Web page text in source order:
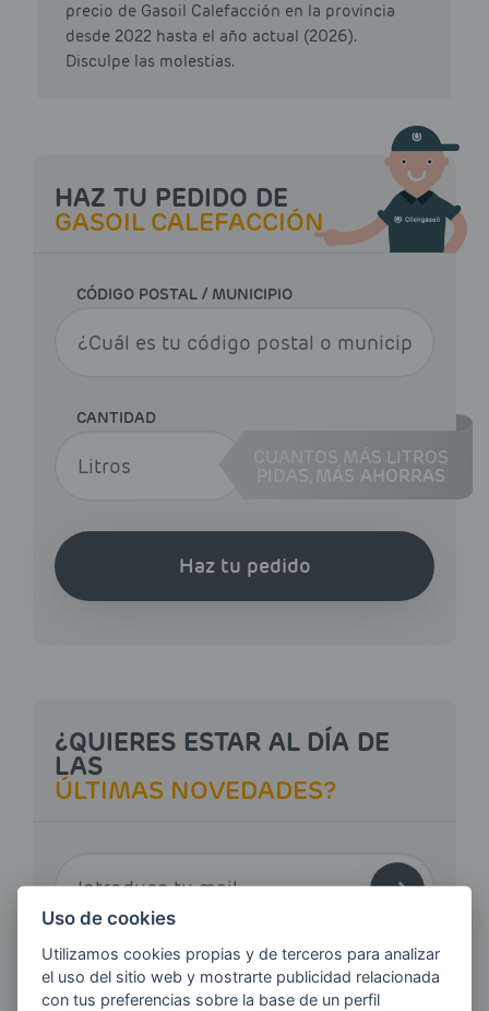
precio de Gasoil Calefacción en la provincia
desde 2022 hasta el año actual (2026).
Disculpe las molestias.
HAZ TU PEDIDO DE
GASOIL CALEFACCIÓN
CÓDIGO POSTAL / MUNICIPIO
CANTIDAD
CUANTOS MÁS LITROS
MÁS AHORRAS
Haz tu pedido
¿QUIERES ESTAR AL DÍA DE
LAS
ÚLTIMAS NOVEDADES?
Quiero recibir las últimas novedades de AVIA
ENERGIAS por cualquier medio, incluido
Uso de cookies
Utilizamos cookies propias y de terceros para analizar
el uso del sitio web y mostrarte publicidad relacionada
con tus preferencias sobre la base de un perfil